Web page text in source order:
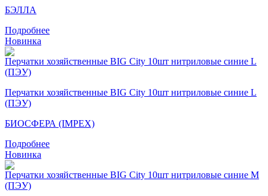
БЭЛЛА
Подробнее
Новинка
Перчатки хозяйственные BIG City 10шт нитриловые синие L
(ПЭУ)
БИОСФЕРА (IMPEX)
Подробнее
Новинка